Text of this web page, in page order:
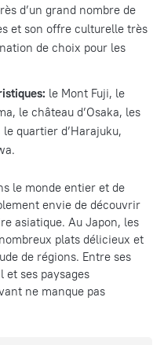
d’un grand nombre de
et son offre culturelle très
de choix pour les
le Mont Fuji, le
le château d’Osaka, les
quartier d’Harajuku,
le monde entier et de
envie de découvrir
asiatique. Au Japon, les
plats délicieux et
de régions. Entre ses
ses paysages
ne manque pas